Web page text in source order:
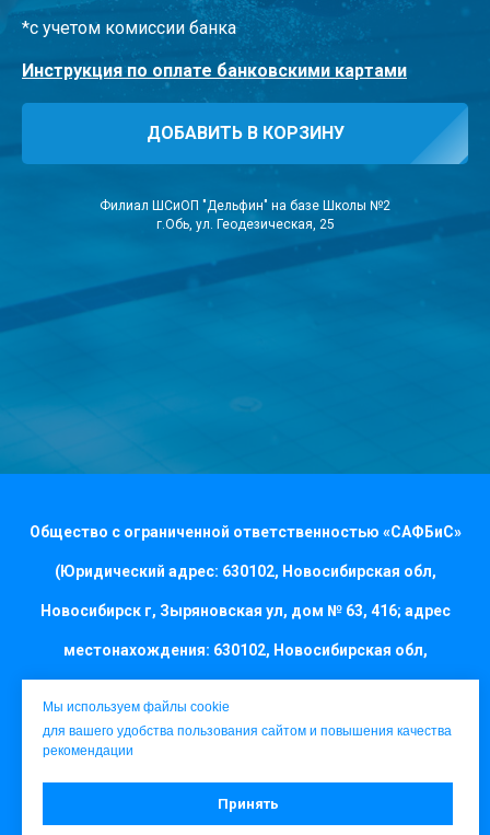
Мы используем файлы cookie
для вашего удобства пользования сайтом и повышения качества
рекомендации
Принять
*с учетом комиссии банка
Инструкция по оплате банковскими картами
ДОБАВИТЬ В КОРЗИНУ
Филиал ШСиОП "Дельфин" на базе Школы №2
г.Обь, ул. Геодезическая, 25
Общество с ограниченной ответственностью «САФБиС»
(Юридический адрес: 630102, Новосибирская обл,
Новосибирск г, Зыряновская ул, дом № 63, 416; адрес
местонахождения: 630102, Новосибирская обл,
1115476114863, ИНН 5405442180, КПП 540501001)
Соглашение о конфиденциальности и защите